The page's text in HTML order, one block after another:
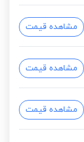
مشاهده قیمت
مشاهده قیمت
مشاهده قیمت